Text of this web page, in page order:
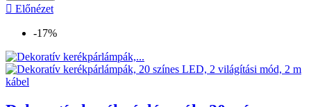
 Előnézet
-17%